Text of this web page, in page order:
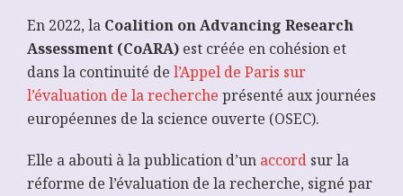
En 2022, la Coalition on Advancing Research
Assessment (CoARA) est créée en cohésion et
dans la continuité de l’Appel de Paris sur
l’évaluation de la recherche présenté aux journées
européennes de la science ouverte (OSEC).
Elle a abouti à la publication d’un accord sur la
réforme de l’évaluation de la recherche, signé par